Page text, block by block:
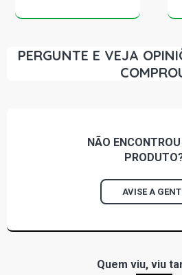
PERGUNTE E VEJA
NÃO ENCONTROU
AVISE A
Quem viu, viu